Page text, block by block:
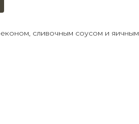
сливочным соусом и яичным